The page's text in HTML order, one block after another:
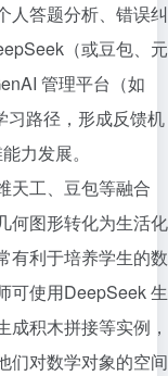
人答题分析、错误纠
（或豆包、元
管理平台（如
习路径，形成反馈机
力发展。
天工、豆包等融合
何图形转化为生活化
有利于培养学生的数
可使用DeepSeek 生
积木拼接等实例，
们对数学对象的空间